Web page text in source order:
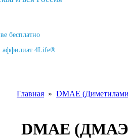
бесплатно
аффилиат 4Life®
Главная » DMAE
DMAE